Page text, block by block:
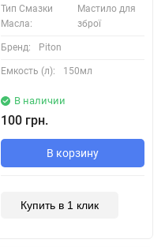
Тип Смазки
Масла:
Мастило для
зброї
Бренд: Piton
Емкость (л): 150мл
В наличии
100 грн.
В корзину
Купить в 1 клик